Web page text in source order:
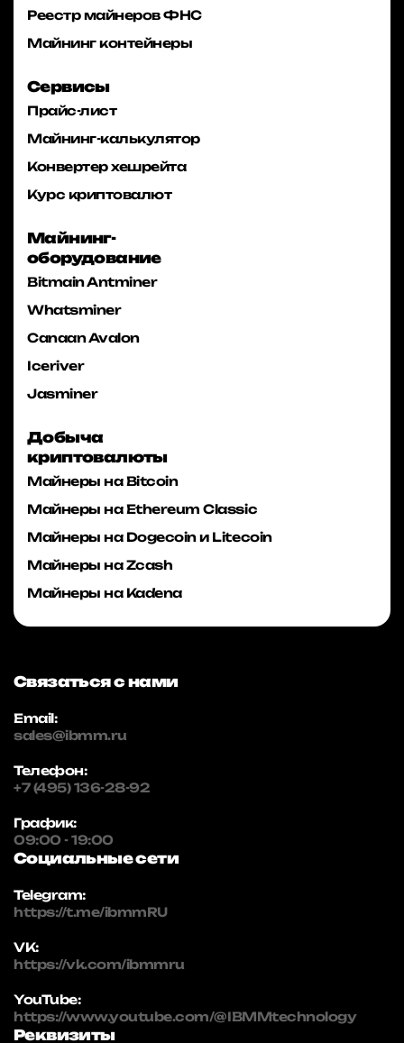
Реестр майнеров ФНС
Майнинг контейнеры
Сервисы
Прайс-лист
Майнинг-калькулятор
Конвертер хешрейта
Курс криптовалют
Майнинг-
оборудование
Bitmain Antminer
Whatsminer
Canaan Avalon
Iceriver
Jasminer
Добыча
криптовалюты
Майнеры на Bitcoin
Майнеры на Ethereum Classic
Майнеры на Dogecoin и Litecoin
Майнеры на Zcash
Майнеры на Kadena
Связаться с нами
Email:
sales@ibmm.ru
Телефон:
+7 (495) 136-28-92
График:
09:00 - 19:00
Социальные сети
Telegram:
https://t.me/ibmmRU
VK:
https://vk.com/ibmmru
YouTube:
https://www.youtube.com/@IBMMtechnology
Реквизиты